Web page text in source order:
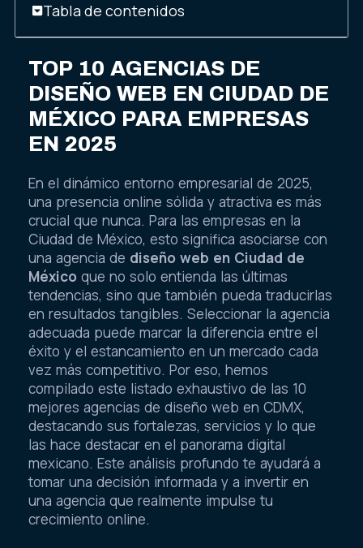
Tabla de contenidos
TOP 10 AGENCIAS DE
DISEÑO WEB EN CIUDAD DE
MÉXICO PARA EMPRESAS
EN 2025
En el dinámico entorno empresarial de 2025,
una presencia online sólida y atractiva es más
crucial que nunca. Para las empresas en la
Ciudad de México, esto significa asociarse con
una agencia de diseño web en Ciudad de
México que no solo entienda las últimas
tendencias, sino que también pueda traducirlas
en resultados tangibles. Seleccionar la agencia
adecuada puede marcar la diferencia entre el
éxito y el estancamiento en un mercado cada
vez más competitivo. Por eso, hemos
compilado este listado exhaustivo de las 10
mejores agencias de diseño web en CDMX,
destacando sus fortalezas, servicios y lo que
las hace destacar en el panorama digital
mexicano. Este análisis profundo te ayudará a
tomar una decisión informada y a invertir en
una agencia que realmente impulse tu
crecimiento online.